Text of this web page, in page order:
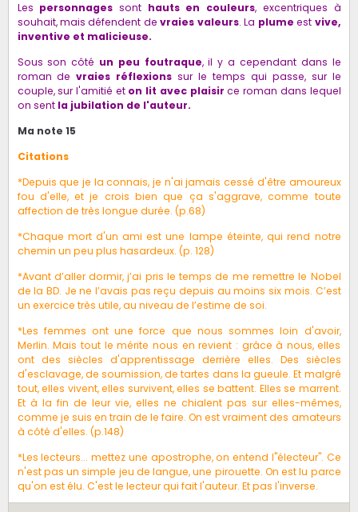
Les personnages sont hauts en couleurs, excentriques à
souhait, mais défendent devraies valeurs. La plume est vive,
inventive et malicieuse.
Sous son côté un peu foutraque, il y a cependant dans le
roman devraies réflexions sur le temps qui passe, sur le
couple, sur l'amitié et on lit avec plaisirce roman dans lequel
on sentla jubilation de l'auteur.
Ma note 15
Citations
*Depuis que je la connais, je n'ai jamais cessé d'être amoureux
fou d'elle, et je crois bien que ça s'aggrave, comme toute
affection de très longue durée. (p.68)
*Chaque mort d'un ami est une lampe éteinte, qui rend notre
chemin un peu plus hasardeux. (p. 128)
*Avant d’aller dormir, j’ai pris le temps de me remettre le Nobel
de la BD. Je ne l’avais pas reçu depuis au moins six mois. C’est
un exercice très utile, au niveau de l’estime de soi.
*Les femmes ont une force que nous sommes loin d'avoir,
Merlin. Mais tout le mérite nous en revient : grâce à nous, elles
ont des siècles d'apprentissage derrière elles. Des siècles
d'esclavage, de soumission, de tartes dans la gueule. Et malgré
tout, elles vivent, elles survivent, elles se battent. Elles se marrent.
Et à la fin de leur vie, elles ne chialent pas sur elles-mêmes,
comme je suis en train de le faire. On est vraiment des amateurs
à côté d'elles. (p.148)
*Les lecteurs... mettez une apostrophe, on entend l"électeur". Ce
n'est pas un simple jeu de langue, une pirouette. On est lu parce
qu'on est élu. C'est le lecteur qui fait l'auteur. Et pas l'inverse.